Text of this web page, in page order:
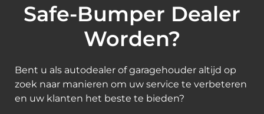
Safe-Bumper Dealer
Worden?
Bent u als autodealer of garagehouder altijd op
zoek naar manieren om uw service te verbeteren
en uw klanten het beste te bieden?